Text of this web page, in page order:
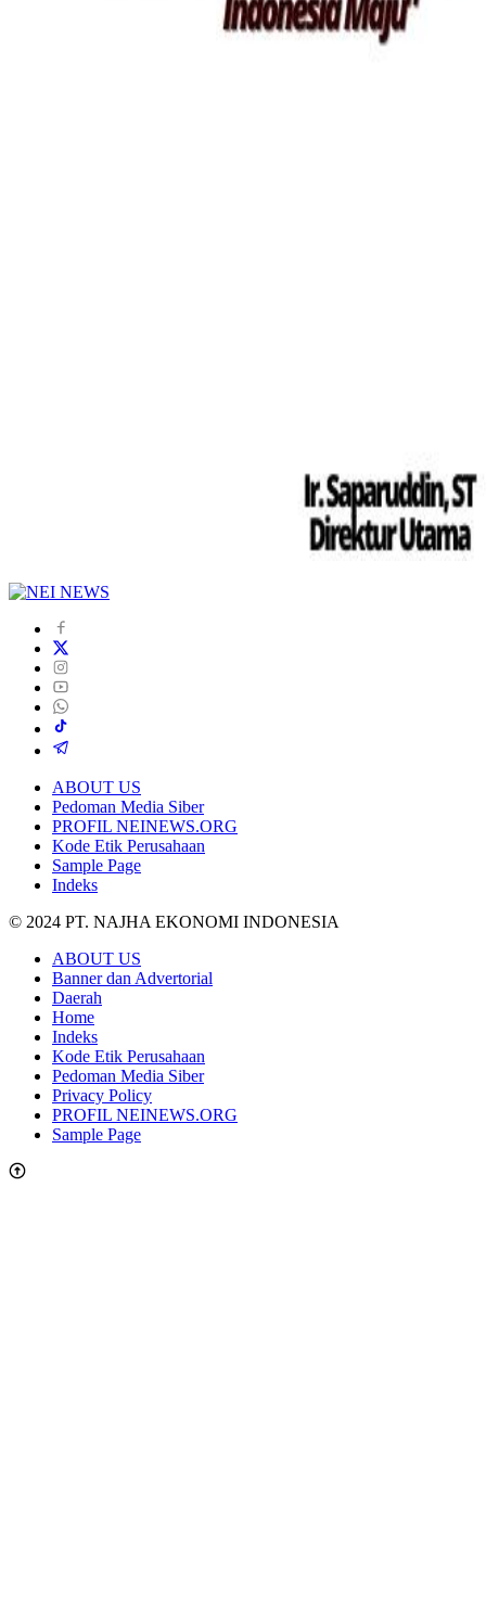
ABOUT US
Pedoman Media Siber
PROFIL NEINEWS.ORG
Kode Etik Perusahaan
Sample Page
Indeks
© 2024 PT. NAJHA EKONOMI INDONESIA
ABOUT US
Banner dan Advertorial
Daerah
Home
Indeks
Kode Etik Perusahaan
Pedoman Media Siber
Privacy Policy
PROFIL NEINEWS.ORG
Sample Page